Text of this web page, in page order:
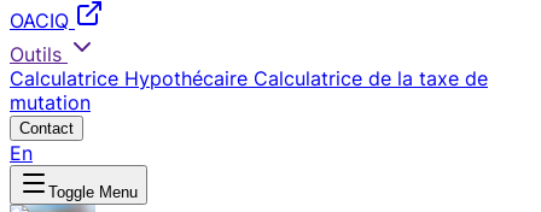
OACIQ
Outils
Calculatrice Hypothécaire Calculatrice de la taxe de
mutation
Contact
En
Toggle Menu